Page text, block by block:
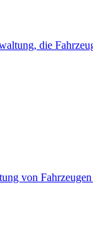
die
von